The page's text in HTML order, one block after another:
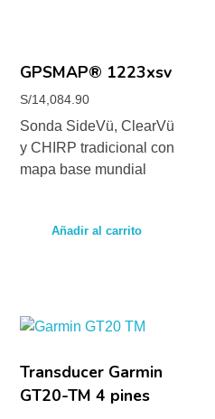
GPSMAP® 1223xsv
S/14,084.90
Sonda SideVü, ClearVü
y CHIRP tradicional con
mapa base mundial
Añadir al carrito
Transducer Garmin
GT20-TM 4 pines